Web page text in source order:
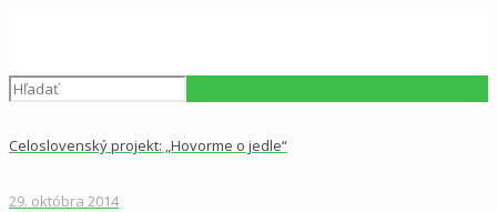
Celoslovenský projekt: „Hovorme o jedle“
29. októbra 2014